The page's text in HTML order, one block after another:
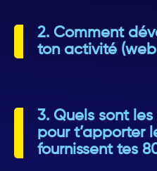
2. Comment
ton activité
3. Quels sont
pour t’apporter
fournissent tes